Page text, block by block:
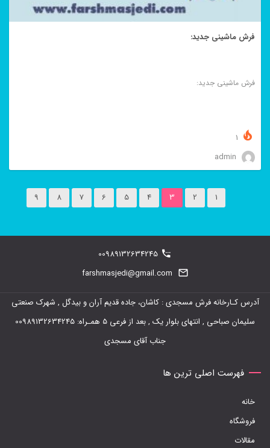
فرش ماشینی جدید:
فرش ماشینی جدید:
admin
1
2
3
4
5
6
7
8
9
00989132634245
farshmasjedi@gmail.com
آدرس کـارخانه فرش مسجدی : کاشان، جاده قدیم آران و بیدگل , شهرک صنعتی
سلیمان صباحی , انتهای بلوار یک , بعد از فرعی 5 همـراه: 00989132634245
جناب آقای مسجدی
فهرست اصلی ترین ها
خانه
فروشگاه
مقالات